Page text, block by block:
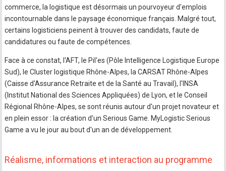
commerce, la logistique est désormais un pourvoyeur d'emplois
incontournable dans le paysage économique français. Malgré tout,
certains logisticiens peinent à trouver des candidats, faute de
candidatures ou faute de compétences.
Face à ce constat, l'AFT, le Pil'es (Pôle Intelligence Logistique Europe
Sud), le Cluster logistique Rhône-Alpes, la CARSAT Rhône-Alpes
(Caisse d'Assurance Retraite et de la Santé au Travail), l'INSA
(Institut National des Sciences Appliquées) de Lyon, et le Conseil
Régional Rhône-Alpes, se sont réunis autour d'un projet novateur et
en plein essor : la création d'un Serious Game. MyLogistic Serious
Game a vu le jour au bout d'un an de développement.
Réalisme, informations et interaction au programme